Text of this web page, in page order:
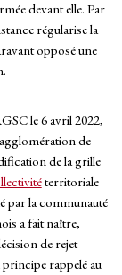
devant elle. Par
régularise la
opposé une
le 6 avril 2022,
de
de la grille
territoriale
par la communauté
a fait naître,
de rejet
rappelé au